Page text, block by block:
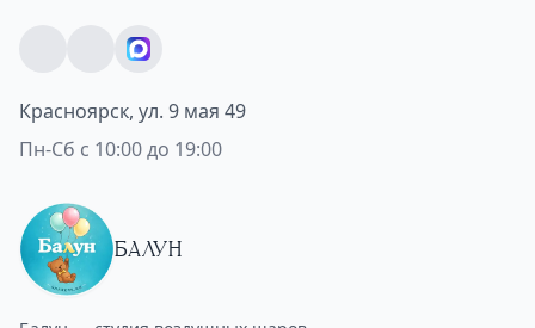
Красноярск, ул. 9 мая 49
Пн-Сб с 10:00 до 19:00
БАЛУН